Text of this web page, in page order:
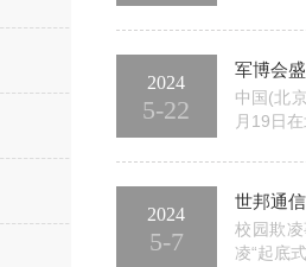
它可以将
2024
5-22
军博会
中国(北
月19日
业报国是
2024
5-7
世邦通
校园欺
凌“起底